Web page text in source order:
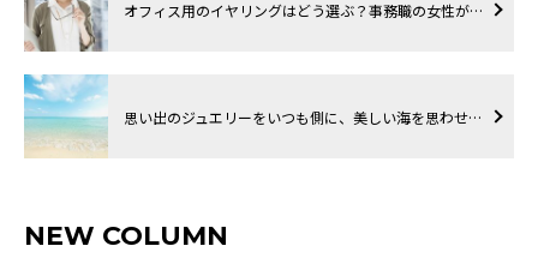
オフィス用のイヤリングはどう選ぶ？事務職の女性が…
思い出のジュエリーをいつも側に、美しい海を思わせ…
NEW COLUMN